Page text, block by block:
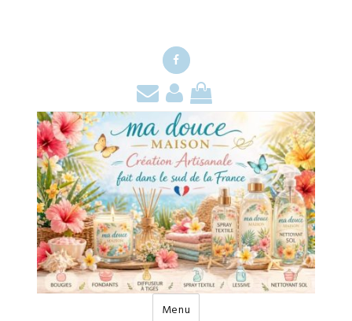
Facebook
Contact
Mon
compte
Mon
panier
Menu